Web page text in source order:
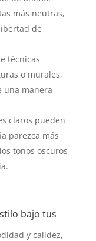
más neutras,
de
técnicas
o murales,
una manera
claros pueden
parezca más
tonos oscuros
bajo tus
y calidez,